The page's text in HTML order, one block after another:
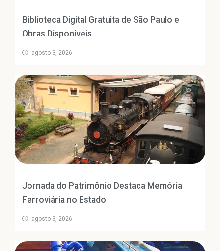
Biblioteca Digital Gratuita de São Paulo e
Obras Disponíveis
agosto 3, 2026
Jornada do Patrimônio Destaca Memória
Ferroviária no Estado
agosto 3, 2026